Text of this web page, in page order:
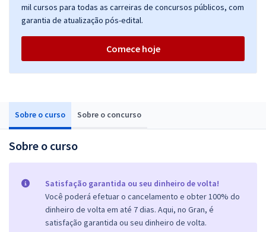
Sobre o curso Sobre o concurso
Sobre o curso
Satisfação garantida ou seu dinheiro de volta!
Você poderá efetuar o cancelamento e obter 100% do
dinheiro de volta em até 7 dias. Aqui, no Gran, é
satisfação garantida ou seu dinheiro de volta.
mil cursos para todas as carreiras de concursos públicos, com
garantia de atualização pós-edital.
Comece hoje